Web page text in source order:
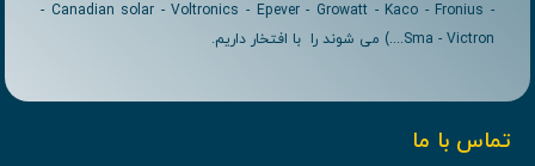
- Canadian solar - Voltronics - Epever - Growatt - Kaco - Fronius -
Sma - Victron....) می شوند را با افتخار داریم.
تماس با ما